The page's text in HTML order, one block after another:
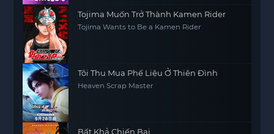
Tojima Muốn Trở Thành Kamen Rider
Tojima Wants to Be a Kamen Rider
Tôi Thu Mua Phế Liệu Ở Thiên Đình
Heaven Scrap Master
Bất Khả Chiến Bại